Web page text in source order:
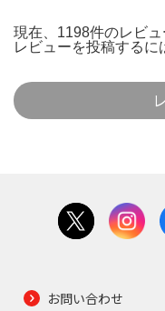
現在、1198件のレビュ
レビューを投稿するに
お問い合わせ